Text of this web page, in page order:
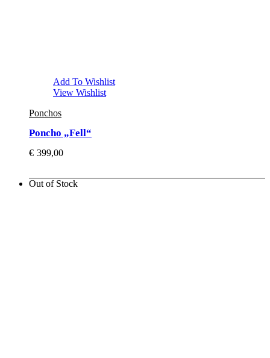
Add To Wishlist
View Wishlist
Ponchos
Poncho „Fell“
€ 399,00
Out of Stock